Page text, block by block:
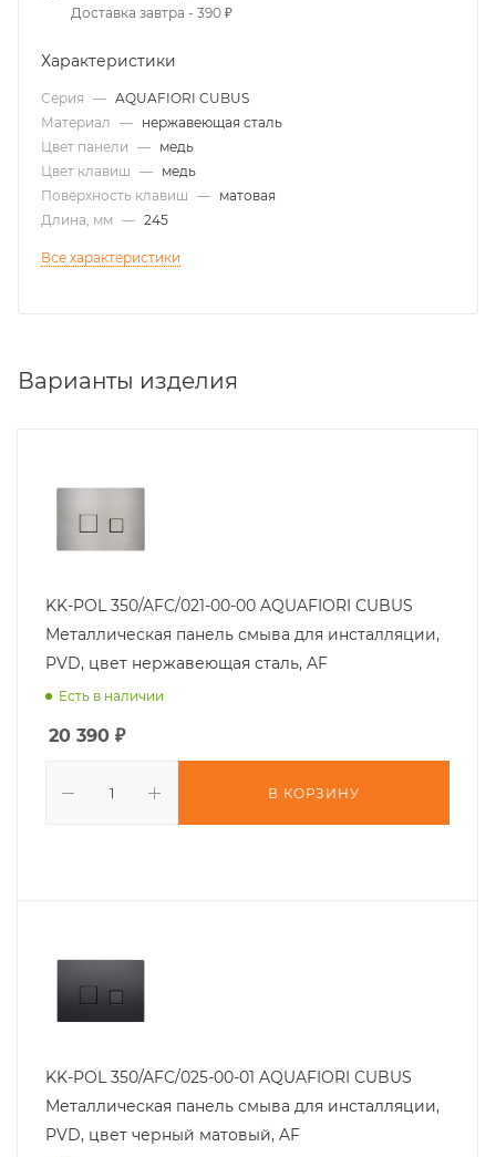
Доставка завтра - 390 ₽
Характеристики
Серия — AQUAFIORI CUBUS
Материал — нержавеющая сталь
Цвет панели — медь
Цвет клавиш — медь
Поверхность клавиш — матовая
Длина, мм — 245
Все характеристики
Варианты изделия
KK-POL 350/AFC/021-00-00 AQUAFIORI CUBUS
Металлическая панель смыва для инсталляции,
PVD, цвет нержавеющая сталь, AF
Есть в наличии
20 390 ₽
В КОРЗИНУ
KK-POL 350/AFC/025-00-01 AQUAFIORI CUBUS
Металлическая панель смыва для инсталляции,
PVD, цвет черный матовый, AF